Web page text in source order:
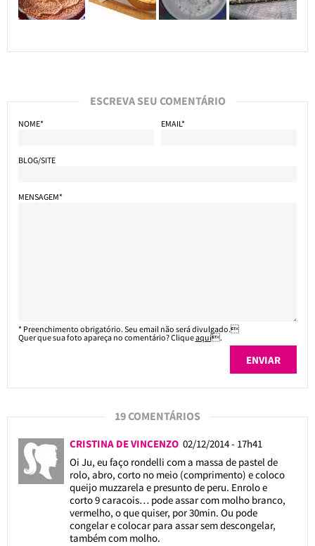
ESCREVA SEU COMENTÁRIO
NOME* EMAIL*
BLOG/SITE
MENSAGEM*
* Preenchimento obrigatório. Seu email não será divulgado.
Quer que sua foto apareça no comentário? Cliqueaqui.
19 COMENTÁRIOS
CRISTINA DE VINCENZO 02/12/2014 - 17h41
Oi Ju, eu faço rondelli com a massa de pastel de
rolo, abro, corto no meio (comprimento) e coloco
queijo muzzarela e presunto de peru. Enrolo e
corto 9 caracois… pode assar com molho branco,
vermelho, o que quiser, por 30min. Ou pode
congelar e colocar para assar sem descongelar,
também com molho.